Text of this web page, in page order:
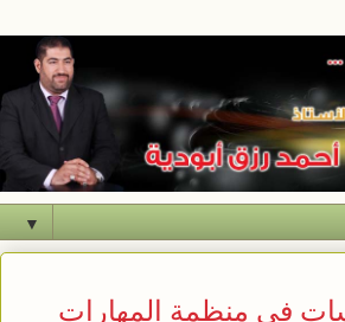
▼
في منظمة المهارات